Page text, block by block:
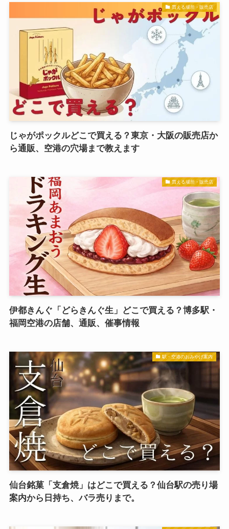
買える場所・販売店
じゃがポックルどこで買える？東京・大阪の販売店か
ら通販、空港の穴場まで教えます
買える場所・販売店
伊都きんぐ「どらきんぐ生」どこで買える？博多駅・
福岡空港の店舗、通販、催事情報
駅・空港のおみやげ案内
仙台銘菓「支倉焼」はどこで買える？仙台駅の売り場
案内から日持ち、バラ売りまで。